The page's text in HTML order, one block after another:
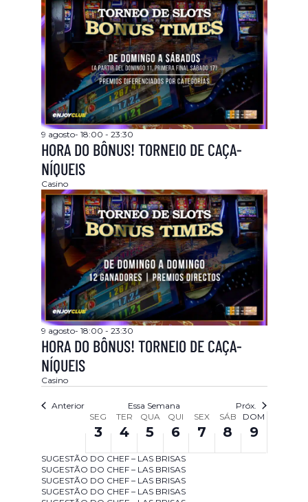
9 agosto- 18:00 - 23:30
HORA DO BÔNUS! TORNEIO DE CAÇA-
NÍQUEIS
Casino
9 agosto- 18:00 - 23:30
HORA DO BÔNUS! TORNEIO DE CAÇA-
NÍQUEIS
Casino
Anterior Essa Semana Próx.
SEMANA
EVENTOS
SEG
3
TER
4
QUA
5
QUI
6
SEX
7
SÁB
8
DOM
9
3 agosto
SUGESTÃO DO CHEF – LAS BRISAS
SUGESTÃO DO CHEF – LAS BRISAS
4 agosto
SUGESTÃO DO CHEF – LAS BRISAS
SUGESTÃO DO CHEF – LAS BRISAS
5 agosto